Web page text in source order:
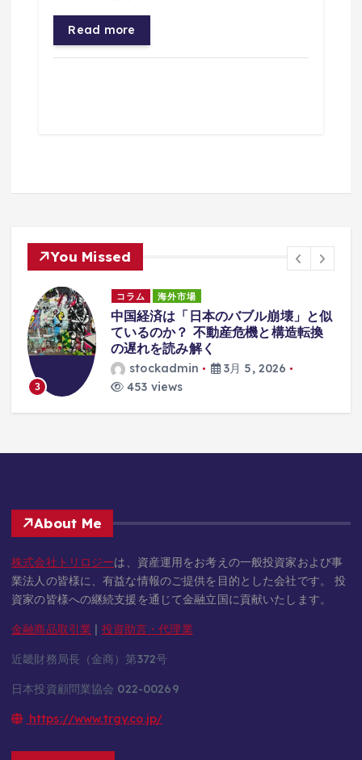
Read more
You Missed
4
マーケット情報
爆上げ待ったなし!? 売れるネット広
告社グループの隠れた成長ポテンシャ
ルを徹底解剖
stockadmin
2月 27, 2026
2710 views
About Me
株式会社トリロジーは、資産運用をお考えの一般投資家および事
業法人の皆様に、有益な情報のご提供を目的とした会社です。 投
資家の皆様への継続支援を通じて金融立国に貢献いたします。
金融商品取引業 | 投資助言・代理業
近畿財務局長（金商）第372号
日本投資顧問業協会 022-00269
https://www.trgy.co.jp/